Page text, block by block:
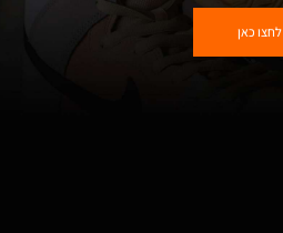
לחצו כאן